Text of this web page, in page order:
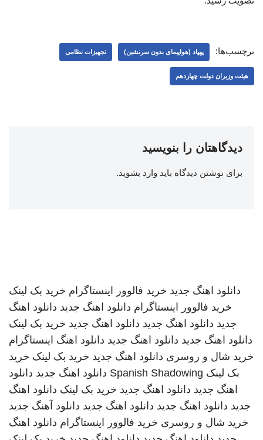
برچسب‌ها: پهپاد (هواپیمای بدون سرنشین) تجهیزات نظامی
هیئت وزیران دولت چهاردهم
دیدگاهتان را بنویسید
برای نوشتن دیدگاه باید وارد بشوید.
دانلود اهنگ جدید خرید فالوور اینستاگرام خرید بک لینک
خرید فالوور اینستاگرام دانلود اهنگ جدید دانلود اهنگ
جدید دانلود اهنگ جدید دانلود اهنگ جدید خرید بک لینک
دانلود اهنگ جدید دانلود اهنگ جدید دانلود اهنگ اینستاگرام
خرید شال و روسری دانلود اهنگ جدید خرید بک لینک خرید
بک لینک Spanish Shadowing دانلود اهنگ جدید دانلود
اهنگ جدید دانلود اهنگ جدید خرید بک لینک دانلود اهنگ
جدید دانلود اهنگ جدید دانلود اهنگ جدید دانلود آهنگ جدید
خرید شال و روسری خرید فالوور اینستاگرام دانلود اهنگ